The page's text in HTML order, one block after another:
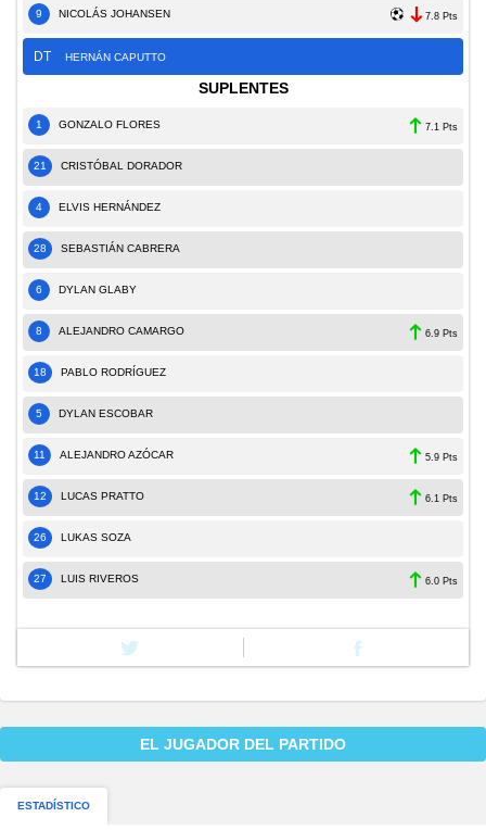
9 NICOLÁS JOHANSEN 7.8 Pts
DT HERNÁN CAPUTTO
SUPLENTES
1 GONZALO FLORES 7.1 Pts
21 CRISTÓBAL DORADOR
4 ELVIS HERNÁNDEZ
28 SEBASTIÁN CABRERA
6 DYLAN GLABY
8 ALEJANDRO CAMARGO 6.9 Pts
18 PABLO RODRÍGUEZ
5 DYLAN ESCOBAR
11 ALEJANDRO AZÓCAR 5.9 Pts
12 LUCAS PRATTO 6.1 Pts
26 LUKAS SOZA
27 LUIS RIVEROS 6.0 Pts
EL JUGADOR DEL PARTIDO
ESTADÍSTICO